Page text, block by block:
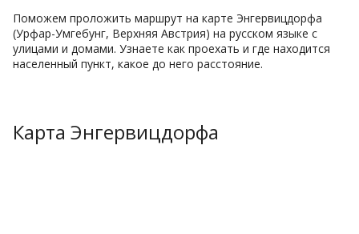
Поможем проложить маршрут на карте Энгервицдорфа
(Урфар-Умгебунг, Верхняя Австрия) на русском языке с
улицами и домами. Узнаете как проехать и где находится
населенный пункт, какое до него расстояние.
Карта Энгервицдорфа